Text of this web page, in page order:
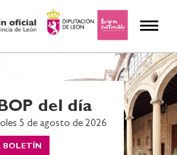
BOP del día
5 de agosto de 2026
BOLETÍN